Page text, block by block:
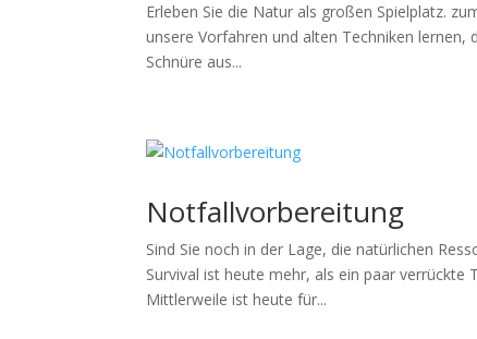
Erleben Sie die Natur als großen Spielplatz.
unsere Vorfahren und alten Techniken
Schnüre aus...
Notfallvorbereitung
Sind Sie noch in der Lage, die natürlichen
Survival ist heute mehr, als ein paar verrückte
Mittlerweile ist heute für...